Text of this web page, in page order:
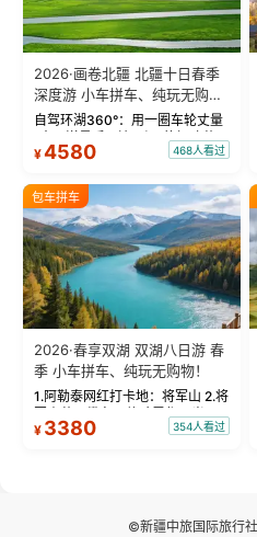
2026·画卷北疆 北疆十日春季
深度游 小车拼车、纯玩无购
物！
自驾环湖360°：用一圈车轮丈量
“大西洋最后一滴眼泪”的极致蔚
蓝。 赛湖旅拍：甄选多款风格服
绝美瞬间。 赛湖坦克300跟车视
频：专业摄影师...
¥4580 468人看过
包车拼车
2026·春享双湖 双湖八日游 春
季 小车拼车、纯玩无购物！
1.阿勒泰网红打卡地：将军山 2.将
军山落日缆车，体验雪都风光 3.
将军山，夕阳派对，蹦迪party 4.
¥ 3380 354人看过
©新疆中旅国际旅行